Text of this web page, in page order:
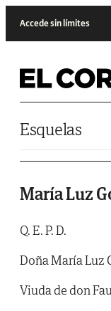
Accede sin límites
Esquelas
María Luz
Q. E. P. D.
Doña María Luz
Viuda de don